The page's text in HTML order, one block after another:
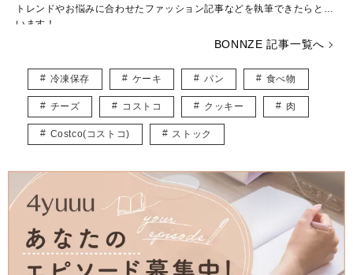
トレンドやお悩みに合わせたファッション記事などを執筆できたらと思
います！
BONNZE 記事一覧へ
冷凍保存 ケーキ パン 食べ物
チーズ コストコ クッキー 肉
Costco(コストコ) ストック